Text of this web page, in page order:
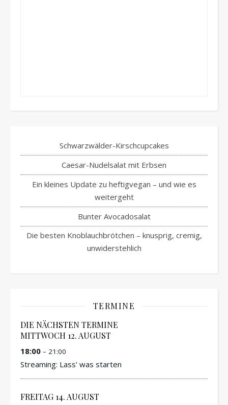
Schwarzwälder-Kirschcupcakes
Caesar-Nudelsalat mit Erbsen
Ein kleines Update zu heftigvegan – und wie es
weitergeht
Bunter Avocadosalat
Die besten Knoblauchbrötchen – knusprig, cremig,
unwiderstehlich
TERMINE
DIE NÄCHSTEN TERMINE
MITTWOCH 12. AUGUST
18:00 – 21:00
Streaming: Lass' was starten
FREITAG 14. AUGUST